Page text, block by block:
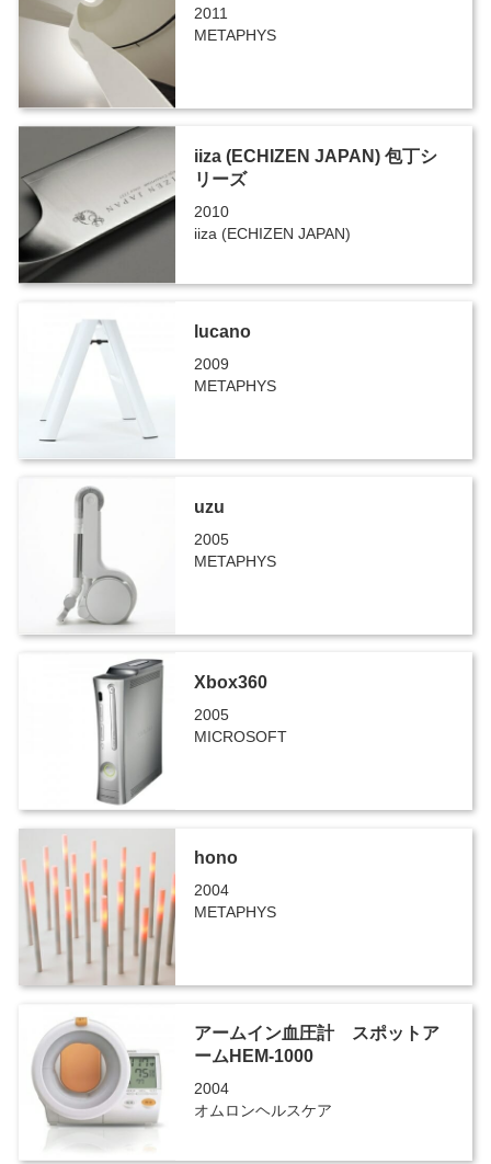
2011
METAPHYS
iiza (ECHIZEN JAPAN) 包丁シ
リーズ
2010
iiza (ECHIZEN JAPAN)
lucano
2009
METAPHYS
uzu
2005
METAPHYS
Xbox360
2005
MICROSOFT
hono
2004
METAPHYS
アームイン血圧計 スポットア
ームHEM-1000
2004
オムロンヘルスケア